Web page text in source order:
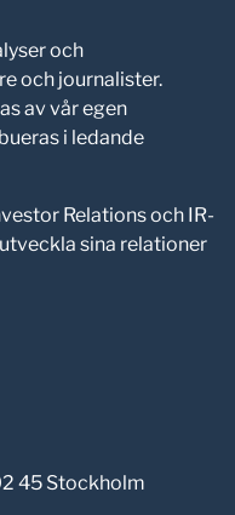
och
och journalister.
av vår egen
i ledande
Relations och IR-
sina relationer
45 Stockholm